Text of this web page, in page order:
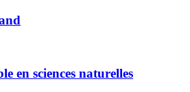
en sciences naturelles